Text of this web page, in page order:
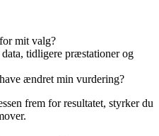
mit valg?
tidligere præstationer og
ændret min vurdering?
frem for resultatet, styrker du